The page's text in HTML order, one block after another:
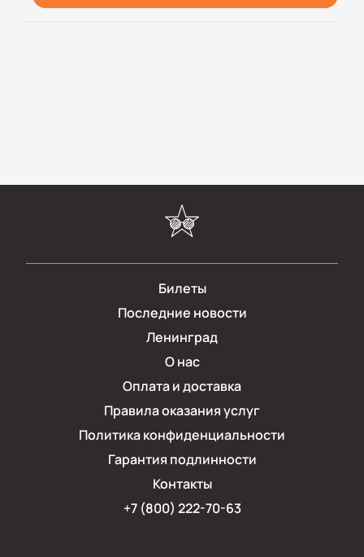
Билеты
Последние новости
Ленинград
О нас
Оплата и доставка
Правила оказания услуг
Политика конфиденциальности
Гарантия подлинности
Контакты
+7 (800) 222-70-63